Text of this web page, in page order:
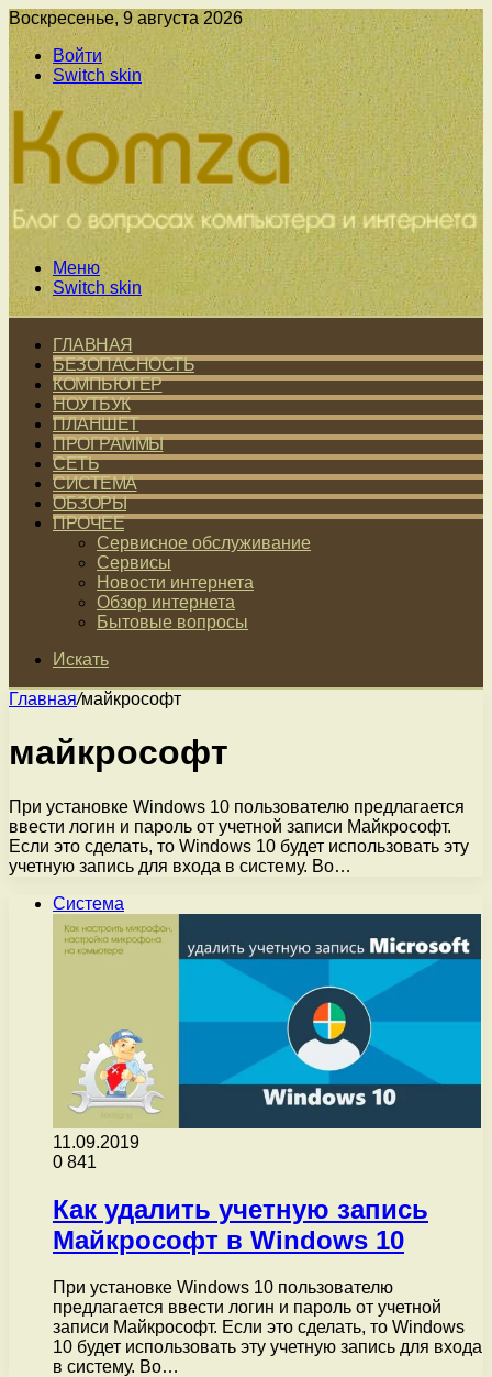
Воскресенье, 9 августа 2026
Войти
Switch skin
Меню
Switch skin
ГЛАВНАЯ
БЕЗОПАСНОСТЬ
КОМПЬЮТЕР
НОУТБУК
ПЛАНШЕТ
ПРОГРАММЫ
СЕТЬ
СИСТЕМА
ОБЗОРЫ
ПРОЧЕЕ
Сервисное обслуживание
Сервисы
Новости интернета
Обзор интернета
Бытовые вопросы
Искать
Главная/майкрософт
майкрософт
При установке Windows 10 пользователю предлагается
ввести логин и пароль от учетной записи Майкрософт.
Если это сделать, то Windows 10 будет использовать эту
учетную запись для входа в систему. Во…
Система
11.09.2019
0 841
Как удалить учетную запись
Майкрософт в Windows 10
При установке Windows 10 пользователю
предлагается ввести логин и пароль от учетной
записи Майкрософт. Если это сделать, то Windows
10 будет использовать эту учетную запись для входа
в систему. Во…